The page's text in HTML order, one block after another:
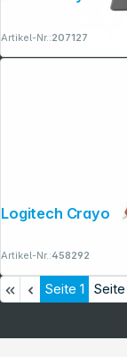
Artikel-Nr.:207127
Artikel-Nr.:458292
Seite 1 Seite